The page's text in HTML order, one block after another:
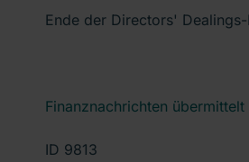
Ende der Directors'
Finanznachrichten
ID 9813